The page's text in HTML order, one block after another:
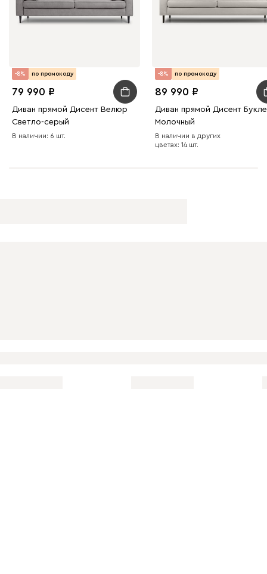
-8% по промокоду
79 990
Диван прямой Дисент Велюр
Светло-серый
В наличии: 6 шт.
-8% по промокоду
89 990
Диван прямой Дисент Букле
Молочный
В наличии в других
цветах: 14 шт.